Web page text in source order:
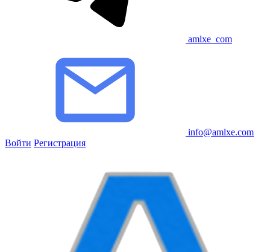
amlxe_com
info@amlxe.com
Войти Регистрация